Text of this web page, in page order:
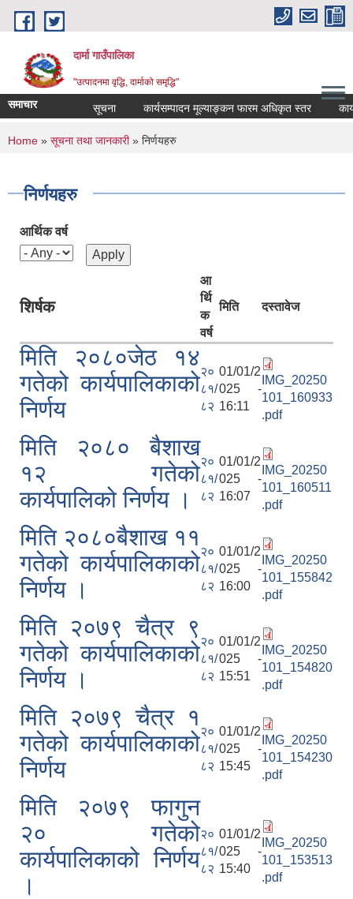
Skip to main content
दार्मा गाउँपालिका
"उत्पादनमा वृद्धि, दार्माको समृद्धि"
समाचार कार्यसम्पादन मूल्याङ्कन फारम अधिकृत स्तर
You are here
Home » सूचना तथा जानकारी» निर्णयहरु
निर्णयहरु
आर्थिक वर्ष
शिर्षक
आ
र्थि
क
वर्ष
मिति दस्तावेज
मिति २०८०जेठ १४
गतेको कार्यपालिकाको
निर्णय
२०
८१/
८२
01/01/2
025 -
16:11
IMG_20250
101_160933
.pdf
मिति २०८० बैशाख
१२ गतेको
कार्यपालिको निर्णय ।
२०
८१/
८२
01/01/2
025 -
16:07
IMG_20250
101_160511
.pdf
मिति २०८०बैशाख ११
गतेको कार्यपालिकाको
निर्णय ।
२०
८१/
८२
01/01/2
025 -
16:00
IMG_20250
101_155842
.pdf
मिति २०७९ चैत्र ९
गतेको कार्यपालिकाको
निर्णय ।
२०
८१/
८२
01/01/2
025 -
15:51
IMG_20250
101_154820
.pdf
मिति २०७९ चैत्र १
गतेको कार्यपालिकाको
निर्णय
२०
८१/
८२
01/01/2
025 -
15:45
IMG_20250
101_154230
.pdf
मिति २०७९ फागुन
२० गतेको
कार्यपालिकाको निर्णय
।
२०
८१/
८२
01/01/2
025 -
15:40
IMG_20250
101_153513
.pdf